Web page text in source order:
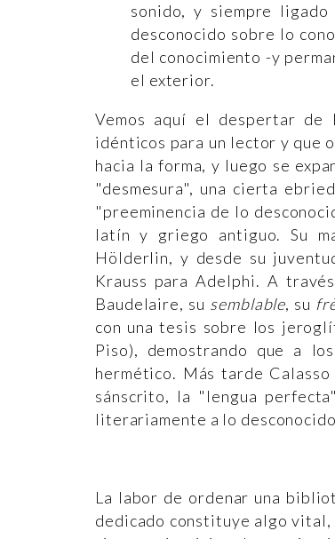
sonido, y siempre ligado
desconocido sobre lo
del conocimiento -y
el exterior.
Vemos aquí el despertar de
idénticos para un lector y que
hacia la forma, y luego se
"desmesura", una cierta
"preeminencia de lo
latín y griego antiguo. Su
Hölderlin, y desde su
Krauss para Adelphi. A
Baudelaire, su semblable, su
con una tesis sobre los
Piso), demostrando que a
hermético. Más tarde
sánscrito, la "lengua
literariamente a lo
La labor de ordenar una
dedicado constituye algo vital,